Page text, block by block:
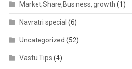
Market;Share,Business, growth (1)
Navratri special (6)
Uncategorized (52)
Vastu Tips (4)